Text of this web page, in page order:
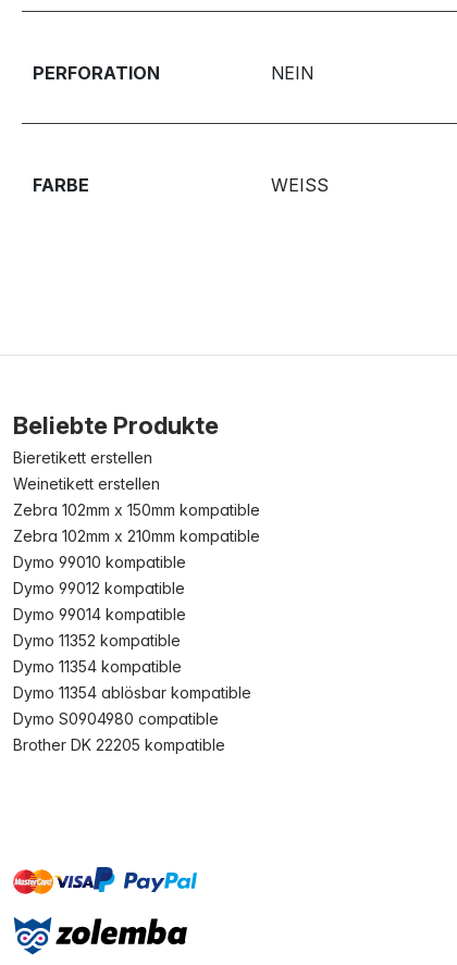
PERFORATION NEIN
FARBE WEISS
Beliebte Produkte
Bieretikett erstellen
Weinetikett erstellen
Zebra 102mm x 150mm kompatible
Zebra 102mm x 210mm kompatible
Dymo 99010 kompatible
Dymo 99012 kompatible
Dymo 99014 kompatible
Dymo 11352 kompatible
Dymo 11354 kompatible
Dymo 11354 ablösbar kompatible
Dymo S0904980 compatible
Brother DK 22205 kompatible
mastervisa paypal